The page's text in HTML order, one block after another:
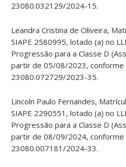
23080.032129/2024-15.
Leandra Cristina de Oliveira,
SIAPE 2580995, lotado (a) no
Progressão para a Classe D
partir de 05/08/2023, conforme
23080.072729/2023-35.
Lincoln Paulo Fernandes,
SIAPE 2290551, lotado (a) no
Progressão para a Classe D
partir de 08/09/2024, conforme
23080.007181/2024-33.